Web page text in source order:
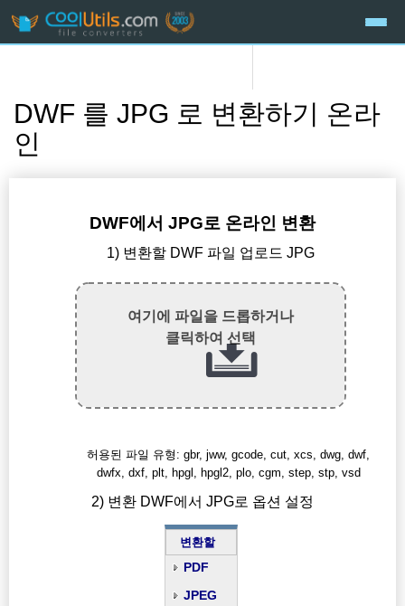
DWF 를 JPG 로 변환하기 온라
인
DWF에서 JPG로 온라인 변환
1) 변환할 DWF 파일 업로드 JPG
여기에 파일을 드롭하거나
클릭하여 선택
허용된 파일 유형: gbr, jww, gcode, cut, xcs, dwg, dwf,
dwfx, dxf, plt, hpgl, hpgl2, plo, cgm, step, stp, vsd
2) 변환 DWF에서 JPG로 옵션 설정
변환할
PDF
JPEG